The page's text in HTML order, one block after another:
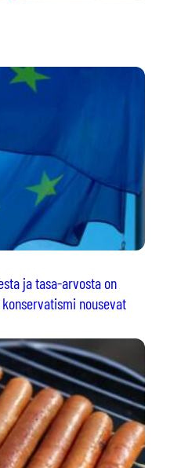
ja tasa-arvosta on
nousevat